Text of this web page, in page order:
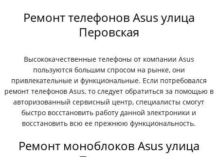
Ремонт телефонов Asus улица
Перовская
Высококачественные телефоны от компании Asus
пользуются большим спросом на рынке, они
привлекательные и функциональные. Если потребовался
ремонт телефонов Asus, то следует обратиться за помощью в
авторизованный сервисный центр, специалисты смогут
быстро восстановить работу данной электроники и
восстановить всю ее прежнюю функциональность.
Ремонт моноблоков Asus улица